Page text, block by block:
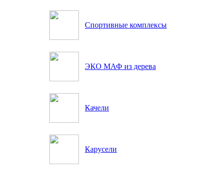
Спортивные комплексы
ЭКО МАФ из дерева
Качели
Карусели